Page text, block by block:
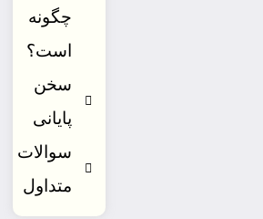
چگونه
است؟
سخن
پایانی
سوالات
متداول